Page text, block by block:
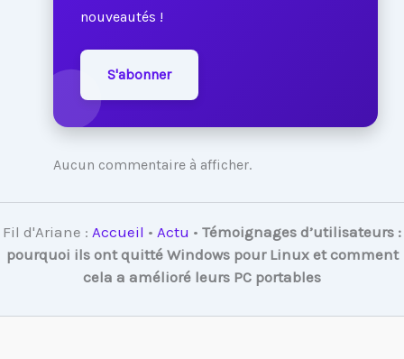
nouveautés !
S'abonner
Aucun commentaire à afficher.
Fil d'Ariane : Accueil • Actu • Témoignages d’utilisateurs :
pourquoi ils ont quitté Windows pour Linux et comment
cela a amélioré leurs PC portables